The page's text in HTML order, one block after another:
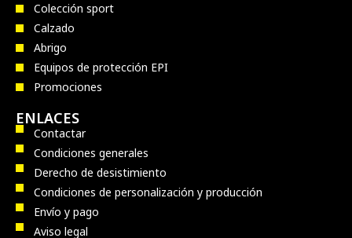
Colección sport
Calzado
Abrigo
Equipos de protección EPI
Promociones
ENLACES
Contactar
Condiciones generales
Derecho de desistimiento
Condiciones de personalización y producción
Envío y pago
Aviso legal